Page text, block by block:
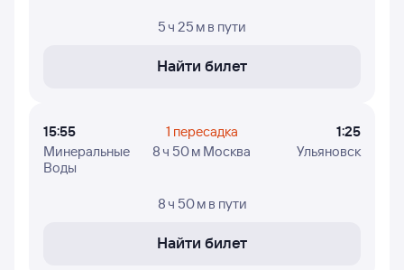
5 ч 25 м в пути
Найти билет
15:55
Минеральные
Воды
1 пересадка
8 ч 50 м Москва
1:25
Ульяновск
8 ч 50 м в пути
Найти билет